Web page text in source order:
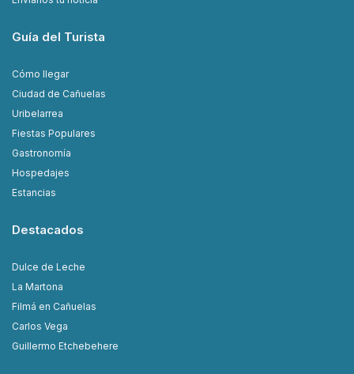
Guía del Turista
Cómo llegar
Ciudad de Cañuelas
Uribelarrea
Fiestas Populares
Gastronomía
Hospedajes
Estancias
Destacados
Dulce de Leche
La Martona
Filmá en Cañuelas
Carlos Vega
Guillermo Etchebehere